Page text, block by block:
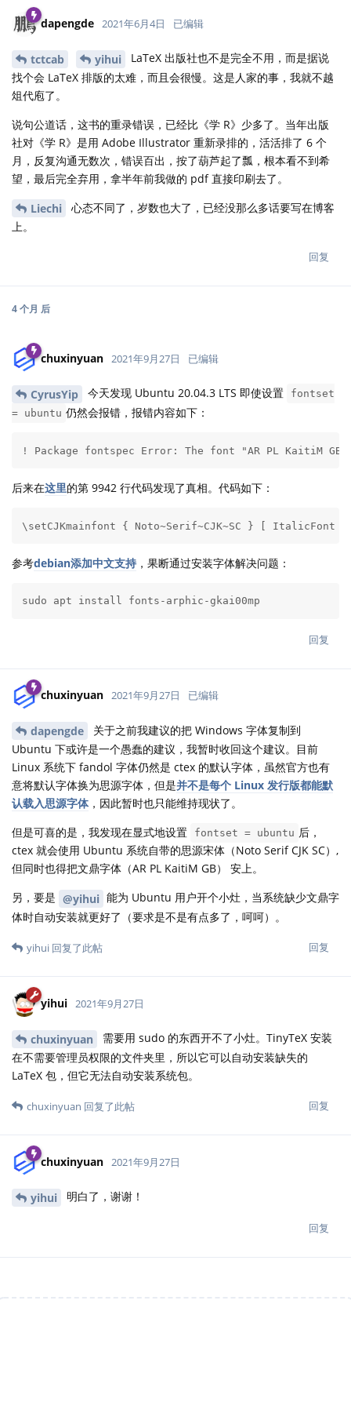
dapengde 2021年6月4日 已编辑
tctcab yihui
LaTeX 出版社也不是完全不用，而是据说
找个会 LaTeX 排版的太难，而且会很慢。这是人家的事，我就不越
俎代庖了。
说句公道话，这书的重录错误，已经比《学 R》少多了。当年出版
社对《学 R》是用 Adobe Illustrator 重新录排的，活活排了 6 个
月，反复沟通无数次，错误百出，按了葫芦起了瓢，根本看不到希
望，最后完全弃用，拿半年前我做的 pdf 直接印刷去了。
Liechi
心态不同了，岁数也大了，已经没那么多话要写在博客
上。
回复
4 个月 后
chuxinyuan 2021年9月27日 已编辑
CyrusYip 今天发现 Ubuntu 20.04.3 LTS 即使设置
fontset
= ubuntu 仍然会报错，报错内容如下：
! Package fontspec Error: The font "AR PL KaitiM
后来在这里的第 9942 行代码发现了真相。代码如下：
\setCJKmainfont { Noto~Serif~CJK~SC } [ ItalicFont =
参考debian添加中文支持 ，果断通过安装字体解决问题：
sudo apt install fonts-arphic-gkai00mp
回复
chuxinyuan 2021年9月27日 已编辑
dapengde
关于之前我建议的把 Windows 字体复制到
Ubuntu 下或许是一个愚蠢的建议，我暂时收回这个建议。目前
Linux 系统下 fandol 字体仍然是 ctex 的默认字体，虽然官方也有
意将默认字体换为思源字体，但是并不是每个 Linux 发行版都能默
认载入思源字体，因此暂时也只能维持现状了。
但是可喜的是，我发现在显式地设置
fontset = ubuntu 后，
ctex 就会使用 Ubuntu 系统自带的思源宋体（Noto Serif CJK SC）,
但同时也得把文鼎字体（AR PL KaitiM GB） 安上。
另，要是 @yihui 能为 Ubuntu 用户开个小灶，当系统缺少文鼎字
体时自动安装就更好了（要求是不是有点多了，呵呵）。
回复
yihui 回复了此帖
yihui 2021年9月27日
chuxinyuan
需要用 sudo 的东西开不了小灶。TinyTeX 安装
在不需要管理员权限的文件夹里，所以它可以自动安装缺失的
LaTeX 包，但它无法自动安装系统包。
回复
chuxinyuan 回复了此帖
chuxinyuan 2021年9月27日
yihui 明白了，谢谢！
回复